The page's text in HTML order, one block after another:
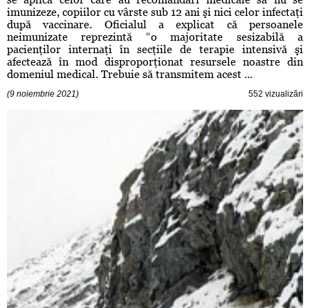
imunizeze, copiilor cu vârste sub 12 ani şi nici celor infectaţi
după vaccinare. Oficialul a explicat că persoanele
neimunizate reprezintă “o majoritate sesizabilă a
pacienţilor internaţi în secţiile de terapie intensivă şi
afectează în mod disproporţionat resursele noastre din
domeniul medical. Trebuie să transmitem acest ...
(9 noiembrie 2021) 552 vizualizări